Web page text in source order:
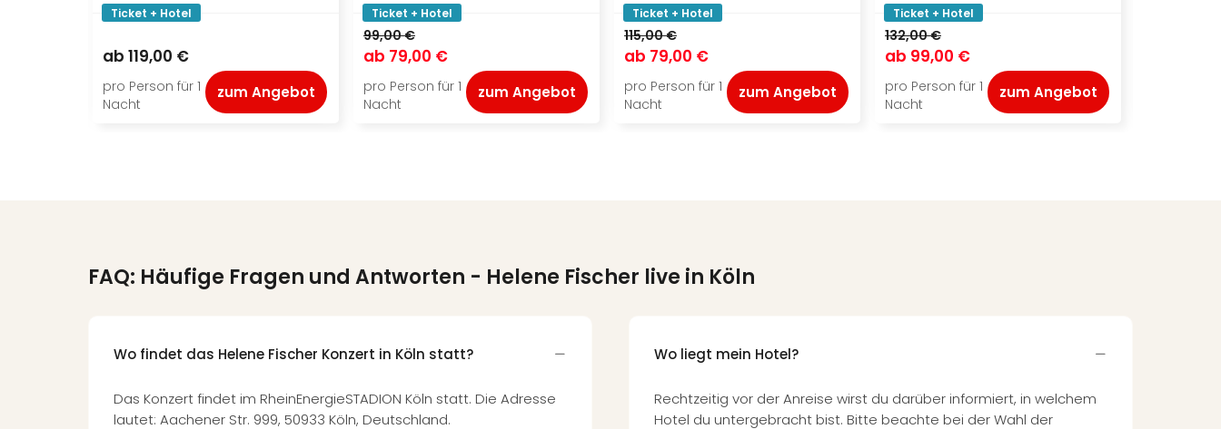
Ticket + Hotel
ab 119,00 €
pro Person für 1
Nacht
zum Angebot
Ticket + Hotel
99,00 €
ab 79,00 €
pro Person für 1
Nacht
zum Angebot
Ticket + Hotel
115,00 €
ab 79,00 €
pro Person für 1
Nacht
zum Angebot
Ticket + Hotel
132,00 €
ab 99,00 €
pro Person für 1
Nacht
zum Angebot
FAQ: Häufige Fragen und Antworten - Helene Fischer live in Köln
Wo findet das Helene Fischer Konzert in Köln statt?
Das Konzert findet im RheinEnergieSTADION Köln statt. Die Adresse
lautet: Aachener Str. 999, 50933 Köln, Deutschland.
Wo liegt mein Hotel?
Rechtzeitig vor der Anreise wirst du darüber informiert, in welchem
Hotel du untergebracht bist. Bitte beachte bei der Wahl der